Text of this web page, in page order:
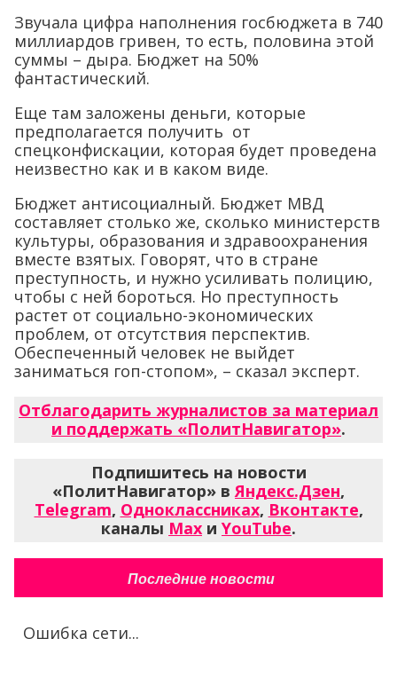
Звучала цифра наполнения госбюджета в 740
миллиардов гривен, то есть, половина этой
суммы – дыра. Бюджет на 50%
фантастический.
Еще там заложены деньги, которые
предполагается получить от
спецконфискации, которая будет проведена
неизвестно как и в каком виде.
Бюджет антисоциалный. Бюджет МВД
составляет столько же, сколько министерств
культуры, образования и здравоохранения
вместе взятых. Говорят, что в стране
преступность, и нужно усиливать полицию,
чтобы с ней бороться. Но преступность
растет от социально-экономических
проблем, от отсутствия перспектив.
Обеспеченный человек не выйдет
заниматься гоп-стопом», – сказал эксперт.
Отблагодарить журналистов за материал
и поддержать «ПолитНавигатор».
Подпишитесь на новости
«ПолитНавигатор» вЯндекс.Дзен,
Telegram, Одноклассниках, Вконтакте,
каналы Max и YouTube.
Последние новости
Ошибка сети...